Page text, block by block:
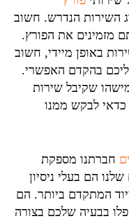
הנדרש. חשוב
את הפורץ.
מיידי, חשוב
בהקדם האפשרי.
שירות
לבקש ממנו
מספקת
בעלי ניסיון
ביותר. הם
שלכם בצורה